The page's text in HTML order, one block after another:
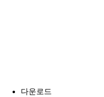
다운로드